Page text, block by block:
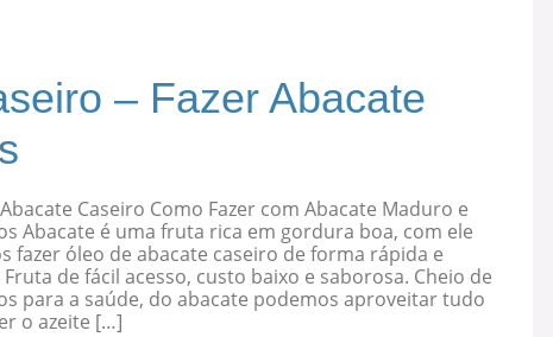
– Fazer Abacate
Caseiro Como Fazer com Abacate Maduro e
Abacate é uma fruta rica em gordura boa, com ele
fazer óleo de abacate caseiro de forma rápida e
de fácil acesso, custo baixo e saborosa. Cheio de
para a saúde, do abacate podemos aproveitar tudo
o azeite […]